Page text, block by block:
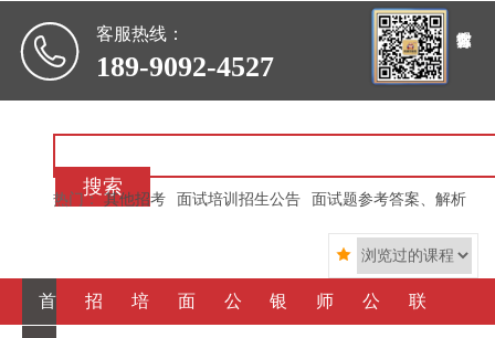
 客服热线：
189-9092-4527
搜索
热门：其他招考 面试培训招生公告 面试题参考答案、解析

首 招 培 面 公 银 师 公 联